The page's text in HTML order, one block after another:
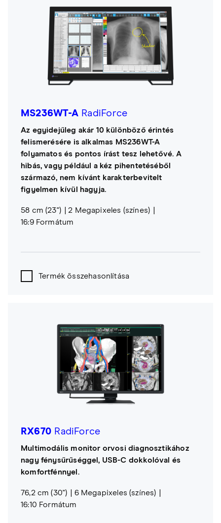
MS236WT-ARadiForce
Az egyidejűleg akár 10 különböző érintés
felismerésére is alkalmas MS236WT-A
folyamatos és pontos írást tesz lehetővé. A
hibás, vagy például a kéz pihentetéséből
származó, nem kívánt karakterbevitelt
figyelmen kívül hagyja.
58 cm (23")
2 Megapixeles (színes)
16:9 Formátum
Termék összehasonlítása
RX670 RadiForce
Multimodális monitor orvosi diagnosztikához
nagy fénysűrűséggel, USB-C dokkolóval és
komfortfénnyel.
76,2 cm (30")
6 Megapixeles (színes)
16:10 Formátum